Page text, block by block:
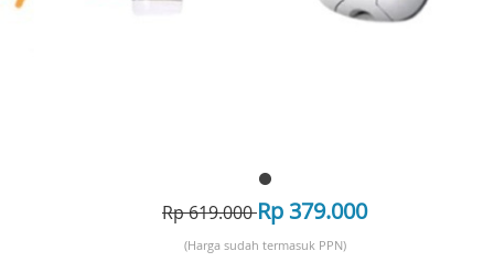
Rp 619.000Rp 379.000
(Harga sudah termasuk PPN)